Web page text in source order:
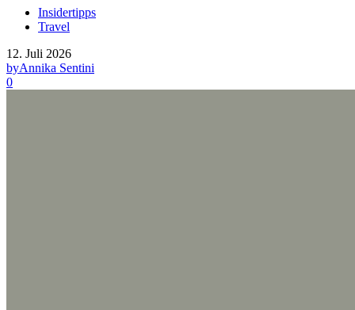
Insidertipps
Travel
12. Juli 2026
byAnnika Sentini
0